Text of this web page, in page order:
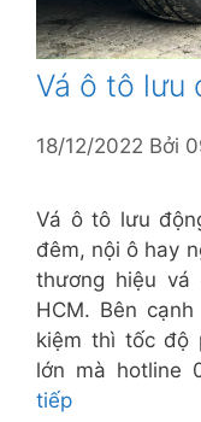
Vá ô tô lưu
18/12/2022 Bởi
Vá ô tô lưu
đêm, nội ô hay
thương hiệu
HCM. Bên
kiệm thì tốc độ
lớn mà hotline
tiếp